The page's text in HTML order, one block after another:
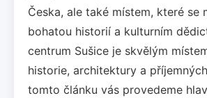
Česka, ale také místem, které se
bohatou historií a kulturním
centrum Sušice je skvělým
historie, architektury a
tomto článku vás provedeme